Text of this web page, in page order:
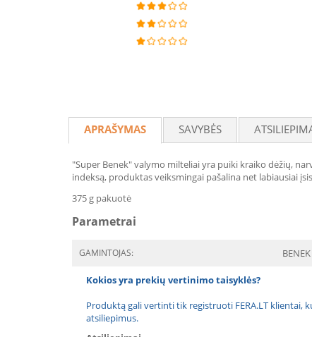
APRAŠYMAS SAVYBĖS
"Super Benek" valymo milteliai yra puiki kraiko dėžių,
indeksą, produktas veiksmingai pašalina net labiausiai
375 g pakuotė
Parametrai
GAMINTOJAS: BENEK
Kokios yra prekių vertinimo taisyklės?
Produktą gali vertinti tik registruoti FERA.LT klientai,
atsiliepimus.